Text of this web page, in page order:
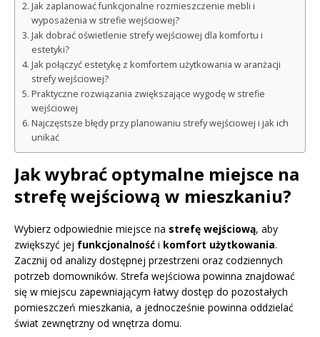
Jak zaplanować funkcjonalne rozmieszczenie mebli i
wyposażenia w strefie wejściowej?
Jak dobrać oświetlenie strefy wejściowej dla komfortu i
estetyki?
Jak połączyć estetykę z komfortem użytkowania w aranżacji
strefy wejściowej?
Praktyczne rozwiązania zwiększające wygodę w strefie
wejściowej
Najczęstsze błędy przy planowaniu strefy wejściowej i jak ich
unikać
Jak wybrać optymalne miejsce na
strefę wejściową w mieszkaniu?
Wybierz odpowiednie miejsce na strefę wejściową, aby
zwiększyć jej funkcjonalność i komfort użytkowania.
Zacznij od analizy dostępnej przestrzeni oraz codziennych
potrzeb domowników. Strefa wejściowa powinna znajdować
się w miejscu zapewniającym łatwy dostęp do pozostałych
pomieszczeń mieszkania, a jednocześnie powinna oddzielać
świat zewnętrzny od wnętrza domu.